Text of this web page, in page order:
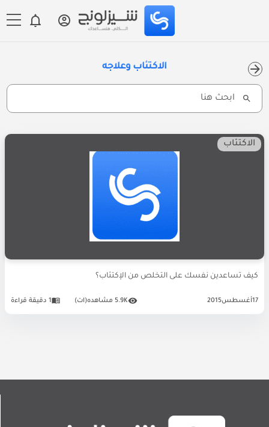
الاكتئاب وعلاجه
Search
الاكتئاب
كيف تساعدين نفسك على التخلص من الإكتئاب؟
17أغسطس2015 5.9K مشاهده(ات) 1 دقيقة قراءة